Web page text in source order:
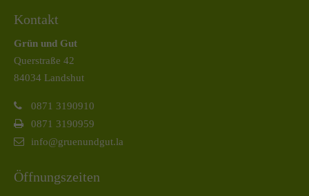
Aenean commodo ligula eget dolor. Aenean massa.
Cum sociis natoque penatibus et magnis dis parturient
montes, nascetur ridiculus mus. Donec quam felis,
ultricies nec.
Kontakt
Grün und Gut
Querstraße 42
84034 Landshut
0871 3190910
0871 3190959
info@gruenundgut.la
Öffnungszeiten